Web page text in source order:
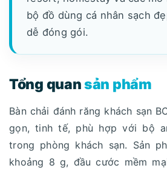
bộ đồ dùng cá nhân sạch
dễ đóng gói.
Tổng quansản phẩm
Bàn chải đánh răng khách sạn
gọn, tinh tế, phù hợp với bộ
trong phòng khách sạn. Sản
khoảng 8 g, đầu cước mềm